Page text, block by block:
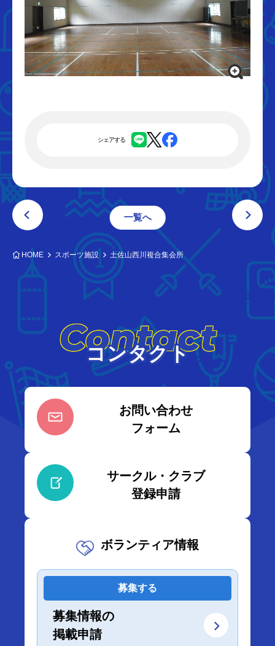
シェアする
一覧へ
HOME スポーツ施設 土佐山西川複合集会所
Contact
コンタクト
お問い合わせ
フォーム
サークル・クラブ
登録申請
ボランティア情報
募集する
募集情報の
掲載申請